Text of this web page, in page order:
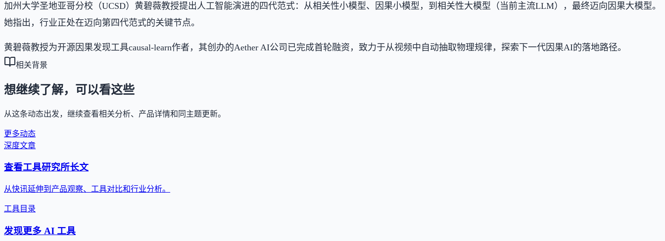
加州大学圣地亚哥分校（UCSD）黄碧薇教授提出人工智能演进的四代范式：从相关性小模型、因果小模型，到相关性大模型（当前主流LLM），最终迈向因果大模型。
她指出，行业正处在迈向第四代范式的关键节点。
黄碧薇教授为开源因果发现工具causal-learn作者，其创办的Aether AI公司已完成首轮融资，致力于从视频中自动抽取物理规律，探索下一代因果AI的落地路径。
相关背景
想继续了解，可以看这些
从这条动态出发，继续查看相关分析、产品详情和同主题更新。
更多动态
深度文章
查看工具研究所长文
从快讯延伸到产品观察、工具对比和行业分析。
工具目录
发现更多 AI 工具